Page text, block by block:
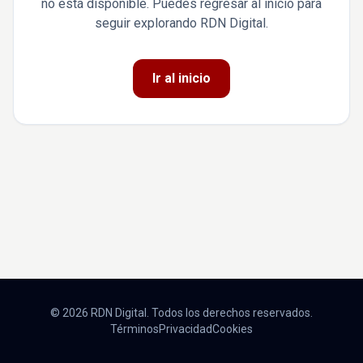
no está disponible. Puedes regresar al inicio para
seguir explorando RDN Digital.
Ir al inicio
© 2026 RDN Digital. Todos los derechos reservados.
TérminosPrivacidadCookies